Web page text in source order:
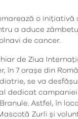
o inițiativă
a aduce
de cancer.
de Ziua
în 7 orașe din
se va
dedicat
Astfel, în
Zurli și